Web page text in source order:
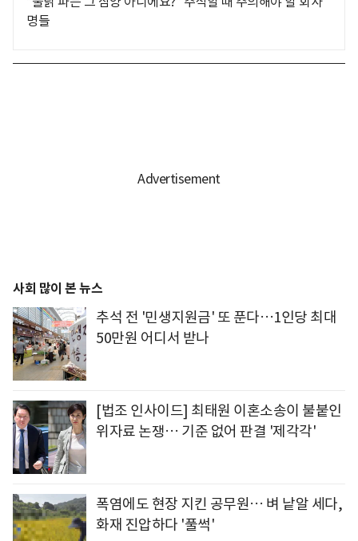
명들
사회 많이 본 뉴스
추석 전 '민생지원금' 또 푼다…1인당 최대
50만원 어디서 받나
[법조 인사이드] 최태원 이혼소송이 불붙인
위자료 논쟁… 기준 없어 판결 '제각각'
폭염에도 현장 지킨 공무원… 벼 낱알 세다,
화재 진압하다 '풀썩'